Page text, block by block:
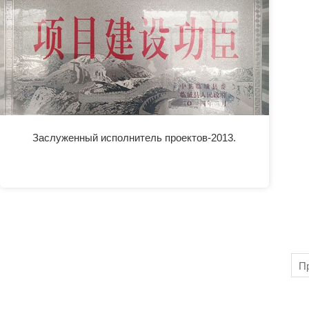
Заслуженный исполнитель проектов-2013.